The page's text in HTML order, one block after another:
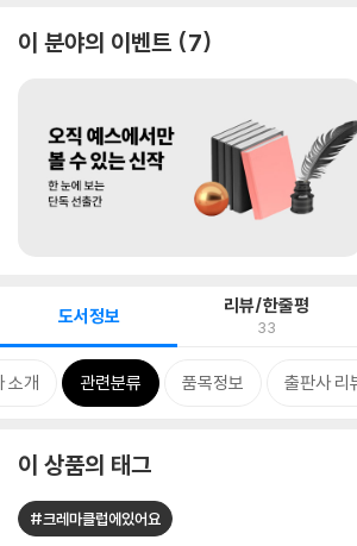
이 분야의 이벤트 7
도서정보 리뷰/한줄평
33
소개 관련분류 품목정보 출판사 리
이 상품의 태그
#크레마클럽에있어요